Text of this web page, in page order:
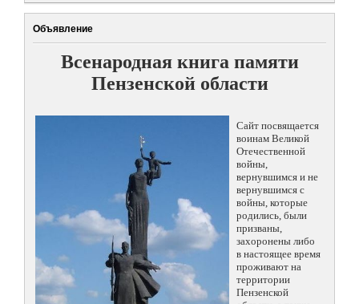
Объявление
Всенародная книга памяти
Пензенской области
Сайт посвящается
воинам Великой
Отечественной
войны,
вернувшимся и не
вернувшимся с
войны, которые
родились, были
призваны,
захоронены либо
в настоящее время
проживают на
территории
Пензенской